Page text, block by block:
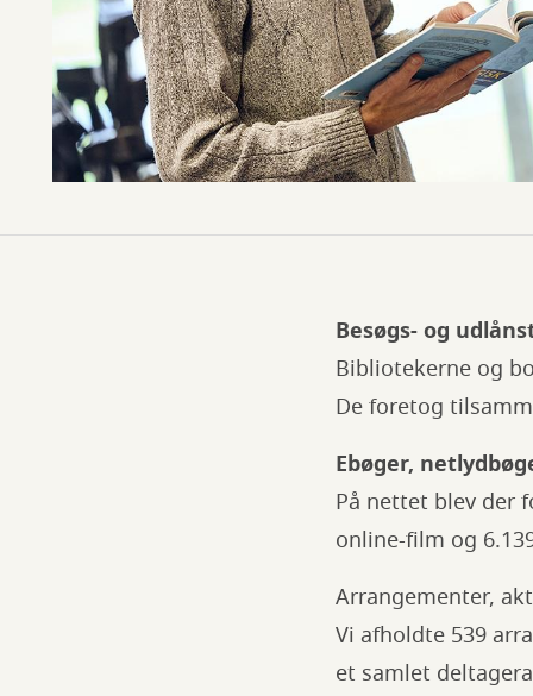
Besøgs- og
Bibliotekerne og
De foretog
Ebøger,
På nettet blev der
online-film og
Arrangementer,
Vi afholdte 539
et samlet